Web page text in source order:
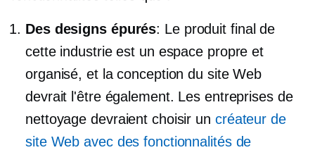
Des designs épurés: Le produit final de
cette industrie est un espace propre et
organisé, et la conception du site Web
devrait l'être également. Les entreprises de
nettoyage devraient choisir un créateur de
site Web avec des fonctionnalités de